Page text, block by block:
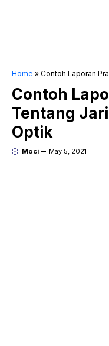
Home » Contoh Laporan
Contoh
Tentang
Optik
Moci May 5, 2021